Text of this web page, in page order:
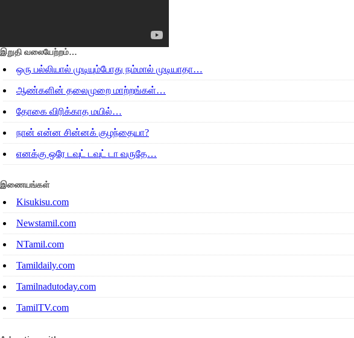
இறுதி வலையேற்றம்…
ஒரு பல்லியால் முடியும்போது நம்மால் முடியாதா…
ஆண்களின் தலைமுறை மாற்றங்கள்…
தோகை விரிக்காத மயில்…
நான் என்ன சின்னக் குழந்தையா?
எனக்கு ஒரே டவுட் டவுட் டா வருதே…
இணையங்கள்
Kisukisu.com
Newstamil.com
NTamil.com
Tamildaily.com
Tamilnadutoday.com
TamilTV.com